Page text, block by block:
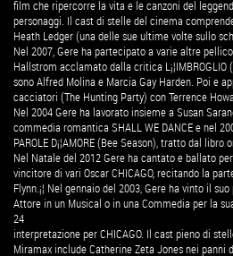
film che ripercorre la vita e le canzoni del
personaggi. Il cast di stelle del cinema
Heath Ledger (una delle sue ultime volte sullo
Nel 2007, Gere ha partecipato a varie altre
Hallstrom acclamato dalla critica
sono Alfred Molina e Marcia Gay Harden. Poi e
cacciatori (The Hunting Party) con Terrence
Nel 2004 Gere ha lavorato insieme a Susan
commedia romantica SHALL WE DANCE e nel
PAROLE D¡¦AMORE (Bee Season), tratto dal libro
Nel Natale del 2012 Gere ha cantato e ballato
vincitore di vari Oscar CHICAGO, recitando la
Flynn.¡¦ Nel gennaio del 2003, Gere ha vinto il
Attore in un Musical o in una Commedia per la
24
interpretazione per CHICAGO. Il cast pieno di
Miramax include Catherine Zeta Jones nei panni